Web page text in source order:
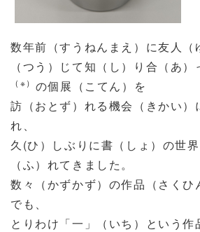
数年前（すうねんまえ）に友人（
（つう）じて知（し）り合（あ
（※） の個展（こてん）を
訪（おとず）れる機会（きかい）
れ、
久 (ひ）しぶりに書（しょ）の世
（ふ）れてきました。
数々（かずかず）の作品（さくひ
でも、
とりわけ「一」（いち）という作